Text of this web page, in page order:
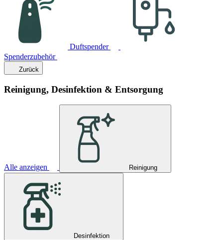
Duftspender
Spenderzubehör
Zurück
Reinigung, Desinfektion & Entsorgung
Alle anzeigen Reinigung
Desinfektion